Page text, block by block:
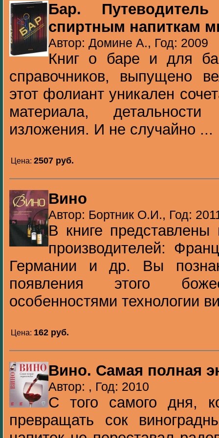
Бар.
спиртным напиткам
Автор: Домине А., Год: 2009
Книг о баре и для
справочников, выпущено
этот фолиант уникален
материала,
изложения. И не случайно ...
Цена: 2507 pуб.
Вино
Автор: Бортник О.И., Год:
В книге
производителей:
Германии и др. Вы
появления этого
особенностями технологии
Цена: 162 pуб.
Вино. Самая полная
Автор: , Год: 2010
С того самого дня,
превращать сок